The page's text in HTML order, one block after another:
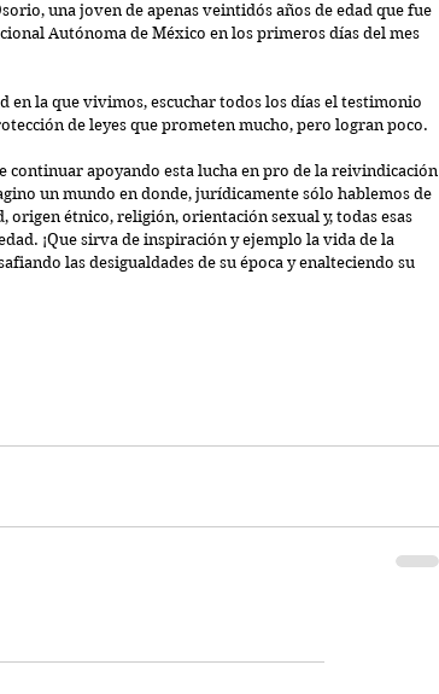
una joven de apenas veintidós años de edad que fue
Autónoma de México en los primeros días del mes
la que vivimos, escuchar todos los días el testimonio
de leyes que prometen mucho, pero logran poco.
continuar apoyando esta lucha en pro de la reivindicación
un mundo en donde, jurídicamente sólo hablemos de
origen étnico, religión, orientación sexual y, todas esas
¡Que sirva de inspiración y ejemplo la vida de la
las desigualdades de su época y enalteciendo su